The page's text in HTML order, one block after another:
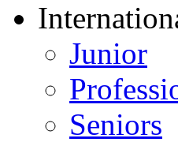
Junior
Seniors